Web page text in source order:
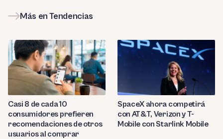
Más en Tendencias
Casi 8 de cada 10
consumidores prefieren
recomendaciones de otros
usuarios al comprar
SpaceX ahora competirá
con AT&T, Verizon y T-
Mobile con Starlink Mobile